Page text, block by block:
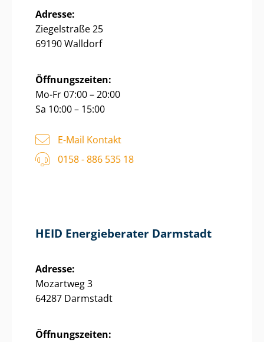
Adresse:
Ziegelstraße 25
69190 Walldorf
Öffnungszeiten:
Mo-Fr 07:00 – 20:00
Sa 10:00 – 15:00
E-Mail Kontakt
0158 - 886 535 18
HEID Energieberater Darmstadt
Adresse:
Mozartweg 3
64287 Darmstadt
Öffnungszeiten: